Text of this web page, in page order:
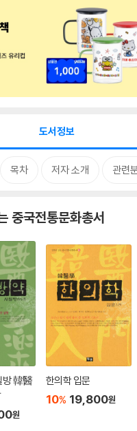
도서정보
목차 저자 소개 관련
중국전통문화총서
방 韓醫
원
한의학 입문
10% 19,800원